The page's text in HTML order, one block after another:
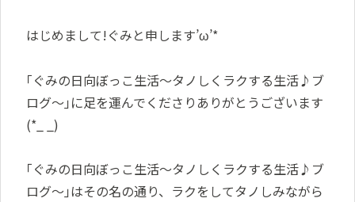
はじめまして!ぐみと申します’ω’*
｢ぐみの日向ぼっこ生活～タノしくラクする生活♪ブ
ログ～｣に足を運んでくださりありがとうございます
(*_ _)
｢ぐみの日向ぼっこ生活～タノしくラクする生活♪ブ
ログ～｣はその名の通り、ラクをしてタノしみながら